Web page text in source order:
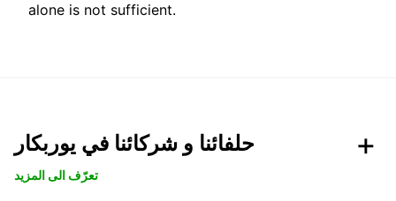
alone is not sufficient.
حلفائنا و شركائنا في يوربكار
تعرّف الى المزيد